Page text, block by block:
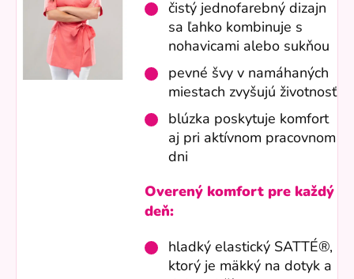
čistý jednofarebný dizajn
sa ľahko kombinuje s
nohavicami alebo sukňou
pevné švy v namáhaných
miestach zvyšujú životnosť
blúzka poskytuje komfort
aj pri aktívnom pracovnom
dni
Overený komfort pre každý
deň:
hladký elastický SATTÉ®,
ktorý je mäkký na dotyk a